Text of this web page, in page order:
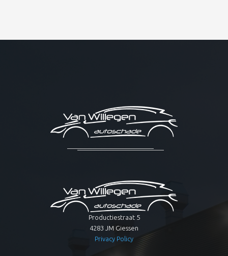
Productiestraat 5
4283 JM Giessen
Privacy Policy